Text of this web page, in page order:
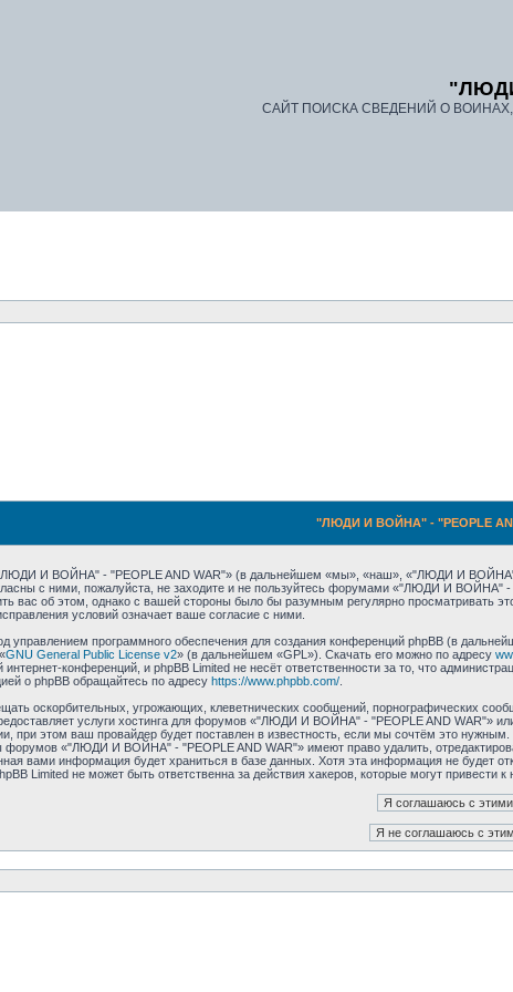
САЙТ ПОИСКА СВЕДЕНИЙ О
"ЛЮДИ И ВОЙНА" - "PEOPLE
И ВОЙНА" - "PEOPLE AND WAR"» (в дальнейшем «мы», «наш», «"ЛЮДИ И ВОЙНА" -
с ними, пожалуйста, не заходите и не пользуйтесь форумами «"ЛЮДИ И ВОЙНА"
вас об этом, однако с вашей стороны было бы разумным регулярно просматривать
условий означает ваше согласие с ними.
программного обеспечения для создания конференций phpBB (в
GNU General Public License v2» (в дальнейшем «GPL»). Скачать его можно по адресу
интернет-конференций, и phpBB Limited не несёт ответственности за то, что
о phpBB обращайтесь по адресу https://www.phpbb.com/.
оскорбительных, угрожающих, клеветнических сообщений, порнографических
услуги хостинга для форумов «"ЛЮДИ И ВОЙНА" - "PEOPLE AND WAR"»
при этом ваш провайдер будет поставлен в известность, если мы сочтём это
форумов «"ЛЮДИ И ВОЙНА" - "PEOPLE AND WAR"» имеют право удалить,
вами информация будет храниться в базе данных. Хотя эта информация не
Limited не может быть ответственна за действия хакеров, которые могут привести к